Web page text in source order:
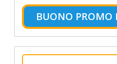
BUONO PROMO